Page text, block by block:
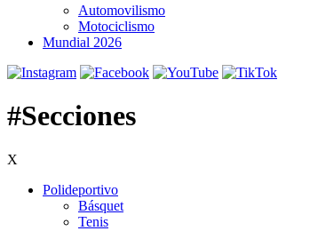
Automovilismo
Motociclismo
Mundial 2026
#Secciones
X
Polideportivo
Básquet
Tenis